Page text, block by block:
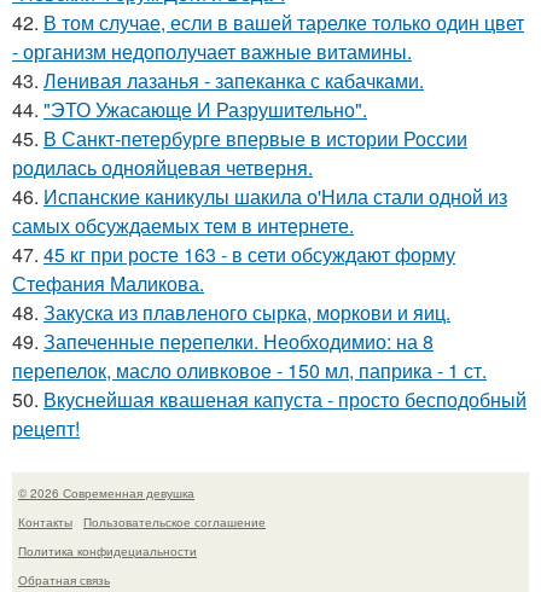
42. В том случае, если в вашей тарелке только один цвет
- организм недополучает важные витамины.
43. Ленивая лазанья - запеканка с кабачками.
44. "ЭТО Ужасающе И Разрушительно".
45. В Санкт-петербурге впервые в истории России
родилась однояйцевая четверня.
46. Испанские каникулы шакила о'Нила стали одной из
самых обсуждаемых тем в интернете.
47. 45 кг при росте 163 - в сети обсуждают форму
Стефания Маликова.
48. Закуска из плавленого сырка, моркови и яиц.
49. Запеченные перепелки. Необходимио: на 8
перепелок, масло оливковое - 150 мл, паприка - 1 ст.
50. Вкуснейшая квашеная капуста - просто бесподобный
рецепт!
© 2026 Современная девушка
Контакты
Пользовательское соглашение
Политика конфидециальности
Обратная связь